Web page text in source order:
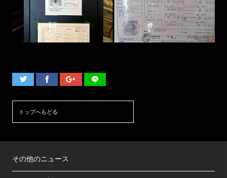
トップへもどる
その他のニュース